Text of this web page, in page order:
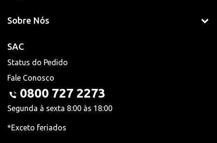
Sobre Nós
SAC
Status do Pedido
Fale Conosco
0800 727 2273
Segunda à sexta 8:00 às 18:00
*Exceto feriados